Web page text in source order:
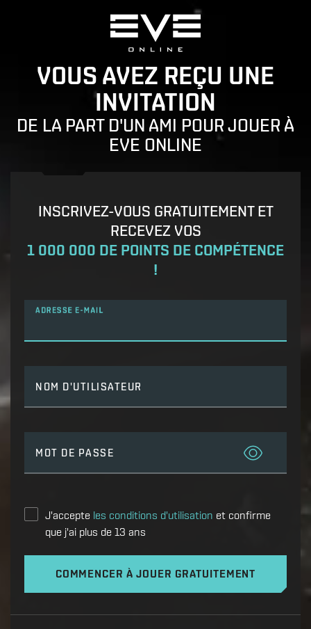
VOUS AVEZ REÇU UNE
INVITATION
DE LA PART D'UN AMI POUR JOUER À
EVE ONLINE
INSCRIVEZ-VOUS GRATUITEMENT ET
RECEVEZ VOS
1 000 000 DE POINTS DE COMPÉTENCE
!
ADRESSE E-MAIL
NOM D'UTILISATEUR
MOT DE PASSE
J'accepte les conditions d'utilisation et confirme
que j'ai plus de 13 ans
COMMENCER À JOUER GRATUITEMENT